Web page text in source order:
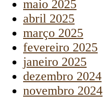
maio 2025
abril 2025
março 2025
fevereiro 2025
janeiro 2025
dezembro 2024
novembro 2024